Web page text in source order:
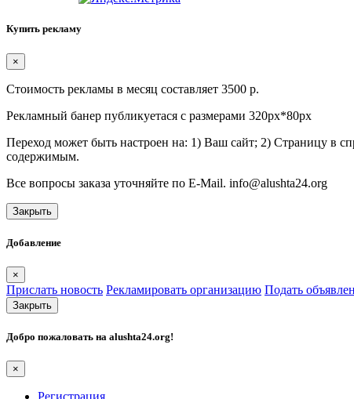
Купить рекламу
×
Стоимость рекламы в месяц составляет 3500 р.
Рекламный банер публикуетася с размерами 320px*80px
Переход может быть настроен на: 1) Ваш сайт; 2) Страницу в
содержимым.
Все вопросы заказа уточняйте по E-Mail. info@alushta24.org
Закрыть
Добавление
×
Прислать новость Рекламировать организацию Подать
Закрыть
Добро пожаловать на alushta24.org!
×